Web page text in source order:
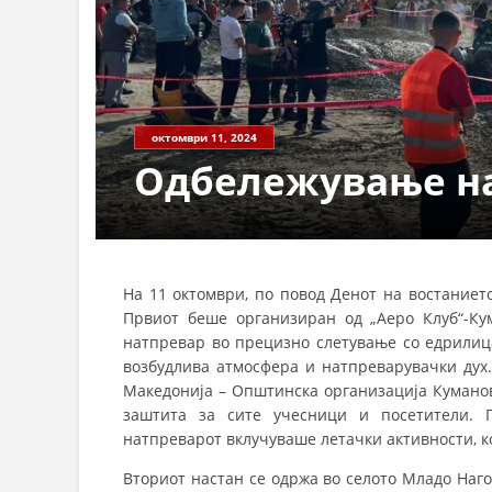
октомври 11, 2024
Одбележување
На 11 октомври, по повод Денот на
Првиот беше организиран од „Аеро Клуб“-
натпревар во прецизно слетување со
возбудлива атмосфера и натпреварувачки
Македонија – Општинска организација
заштита за сите учесници и посетители.
натпреварот вклучуваше летачки активности,
Вториот настан се одржа во селото Младо